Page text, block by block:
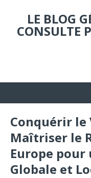
LE BLOG
CONSULTE
Conquérir le
Maîtriser le
Europe
Globale et